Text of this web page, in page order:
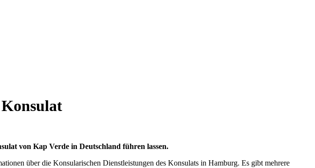
von Kap Verde in Deutschland führen lassen.
über die Konsularischen Dienstleistungen des Konsulats in Hamburg. Es gibt mehrere